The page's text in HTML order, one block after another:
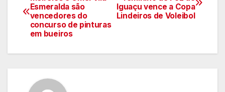
de
artigos
Iguaçu vence a Copa
Lindeiros de Voleibol
Esmeralda são
vencedores do
concurso de pinturas
em bueiros